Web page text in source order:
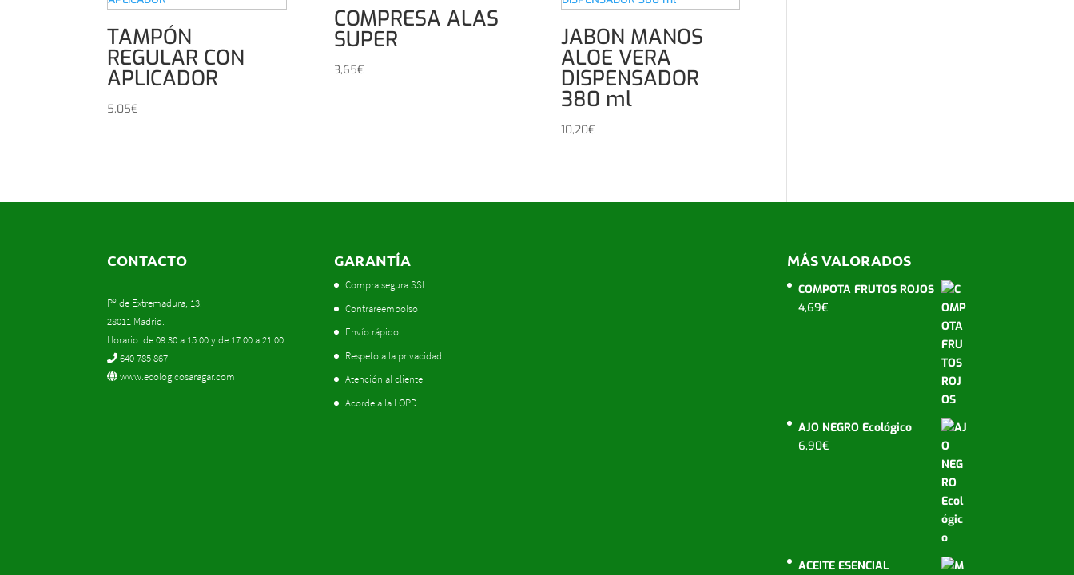
TAMPÓN
REGULAR CON
APLICADOR
5,05€
COMPRESA ALAS
SUPER
3,65€
JABON MANOS
ALOE VERA
DISPENSADOR
380 ml
10,20€
CONTACTO
Pº de Extremadura, 13.
28011 Madrid.
Horario: de 09:30 a 15:00 y de 17:00 a 21:00
640 785 867
www.ecologicosaragar.com
GARANTÍA
Compra segura SSL
Contrareembolso
Envío rápido
Respeto a la privacidad
Atención al cliente
Acorde a la LOPD
MÁS VALORADOS
COMPOTA FRUTOS ROJOS
4,69€
AJO NEGRO Ecológico
6,90€
ACEITE ESENCIAL